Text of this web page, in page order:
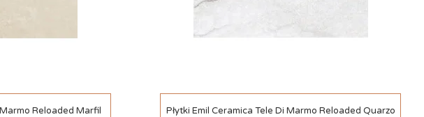
Reloaded Marfil
Płytki Emil Ceramica Tele Di Marmo Reloaded Quarzo
Szybki podgląd